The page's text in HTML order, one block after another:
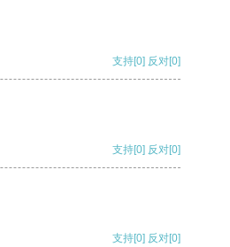
支持[0] 反对[0]
支持[0] 反对[0]
支持[0] 反对[0]